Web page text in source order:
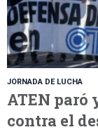
JORNADA DE LUCHA
ATEN paró
contra el